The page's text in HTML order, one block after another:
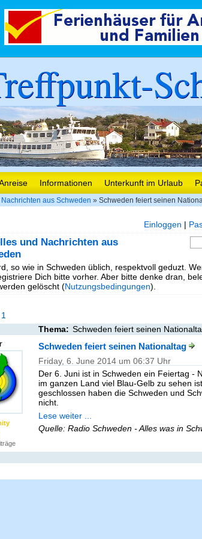
Informationen Unterkunft im Urlaub
Nachrichten aus Schweden » Schweden feiert seinen
Einloggen |
und Nachrichten aus
so wie in Schweden üblich, respektvoll geduzt.
Dich bitte vorher. Aber bitte denke dran,
gelöscht (Nutzungsbedingungen).
1
Thema: Schweden feiert seinen
Schweden feiert seinen Nationaltag
Friday, 6. June 2014 um 06:37 Uhr
Der 6. Juni ist in Schweden ein Feiertag -
im ganzen Land viel Blau-Gelb zu sehen
geschlossen haben die Schweden und
nicht.
Lese weiter ...
Quelle: Radio Schweden - Alles was in